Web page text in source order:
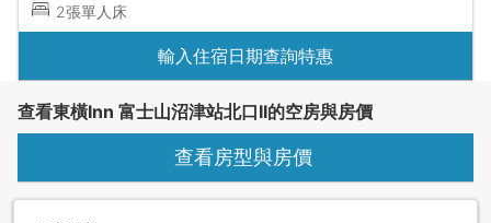
2張單人床
輸入住宿日期查詢特惠
查看東橫Inn 富士山沼津站北口II的空房與房價
查看房型與房價